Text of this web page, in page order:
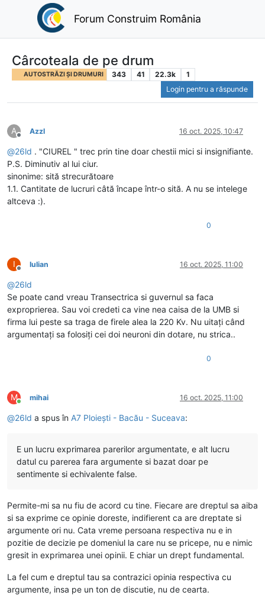
Forum Construim România
Cârcoteala de pe drum
AUTOSTRĂZI ȘI DRUMURI 343 41 22.3k
1
Login pentru a răspunde
A
Deconectat
Azzl 16 oct. 2025, 10:47
@26ld . "CIUREL " trec prin tine doar chestii mici si insignifiante.
P.S. Diminutiv al lui ciur.
sinonime: sită strecurătoare
1.1. Cantitate de lucruri câtă încape într-o sită. A nu se intelege
altceva :).
0
I
Deconectat
Iulian 16 oct. 2025, 11:00
@26ld
Se poate cand vreau Transectrica si guvernul sa faca
exproprierea. Sau voi credeti ca vine nea caisa de la UMB si
firma lui peste sa traga de firele alea la 220 Kv. Nu uitați când
argumentați sa folosiți cei doi neuroni din dotare, nu strica..
0
M
Conectat
mihai 16 oct. 2025, 11:00
@26ld a spus în A7 Ploiești - Bacău - Suceava:
E un lucru exprimarea parerilor argumentate, e alt lucru
datul cu parerea fara argumente si bazat doar pe
sentimente si echivalente false.
Permite-mi sa nu fiu de acord cu tine. Fiecare are dreptul sa aiba
si sa exprime ce opinie doreste, indifierent ca are dreptate si
argumente ori nu. Cata vreme persoana respectiva nu e in
pozitie de decizie pe domeniul la care nu se pricepe, nu e nimic
gresit in exprimarea unei opinii. E chiar un drept fundamental.
La fel cum e dreptul tau sa contrazici opinia respectiva cu
argumente, insa pe un ton de discutie, nu de cearta.